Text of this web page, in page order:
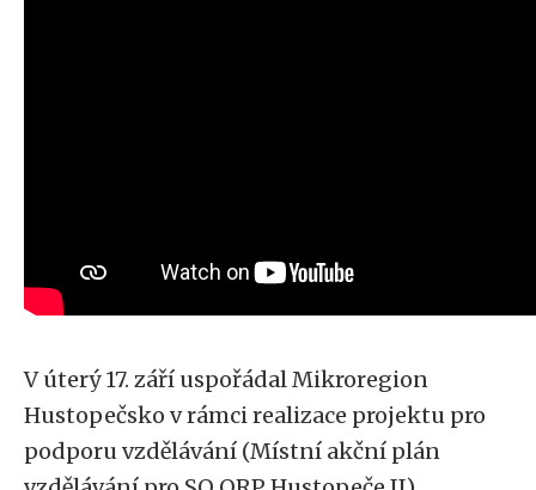
V úterý 17. září uspořádal Mikroregion
Hustopečsko v rámci realizace projektu pro
podporu vzdělávání (Místní akční plán